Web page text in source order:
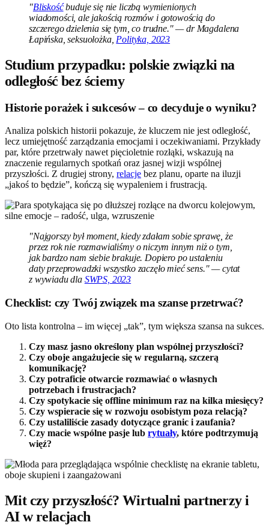
"Bliskośćbuduje się nie liczbą wymienionych
wiadomości, ale jakością rozmów i gotowością do
szczerego dzielenia się tym, co trudne." — dr Magdalena
Łapińska, seksuolożka, Polityka, 2023
Studium przypadku: polskie związki na
odległość bez ściemy
Historie porażek i sukcesów – co decyduje o wyniku?
Analiza polskich historii pokazuje, że kluczem nie jest odległość,
lecz umiejętność zarządzania emocjami i oczekiwaniami. Przykłady
par, które przetrwały nawet pięcioletnie rozłąki, wskazują na
znaczenie regularnych spotkań oraz jasnej wizji wspólnej
przyszłości. Z drugiej strony, relacje bez planu, oparte na iluzji
„jakoś to będzie”, kończą się wypaleniem i frustracją.
"Najgorszy był moment, kiedy zdałam sobie sprawę, że
przez rok nie rozmawialiśmy o niczym innym niż o tym,
jak bardzo nam siebie brakuje. Dopiero po ustaleniu
daty przeprowadzki wszystko zaczęło mieć sens." — cytat
z wywiadu dla SWPS, 2023
Checklist: czy Twój związek ma szanse przetrwać?
Oto lista kontrolna – im więcej „tak”, tym większa szansa na sukces.
Czy masz jasno określony plan wspólnej przyszłości?
Czy oboje angażujecie się w regularną, szczerą
komunikację?
Czy potraficie otwarcie rozmawiać o własnych
potrzebach i frustracjach?
Czy spotykacie się offline minimum raz na kilka miesięcy?
Czy wspieracie się w rozwoju osobistym poza relacją?
Czy ustaliliście zasady dotyczące granic i zaufania?
Czy macie wspólne pasje lub rytuały, które podtrzymują
więź?
Mit czy przyszłość? Wirtualni partnerzy i
AI w relacjach